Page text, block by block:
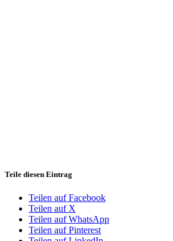
Teile diesen Eintrag
Teilen auf Facebook
Teilen auf X
Teilen auf WhatsApp
Teilen auf Pinterest